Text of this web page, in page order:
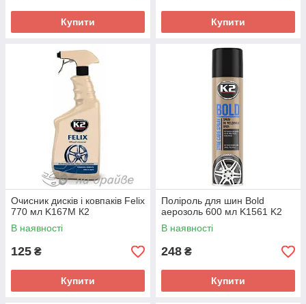
Купити Купити
Очисник дисків і ковпаків Felix
770 мл K167M К2
В наявності
125 ₴
Купити
Поліроль для шин Bold
аерозоль 600 мл K1561 K2
В наявності
248 ₴
Купити